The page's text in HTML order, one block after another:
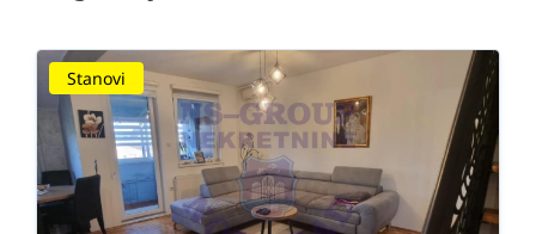
Stanovi